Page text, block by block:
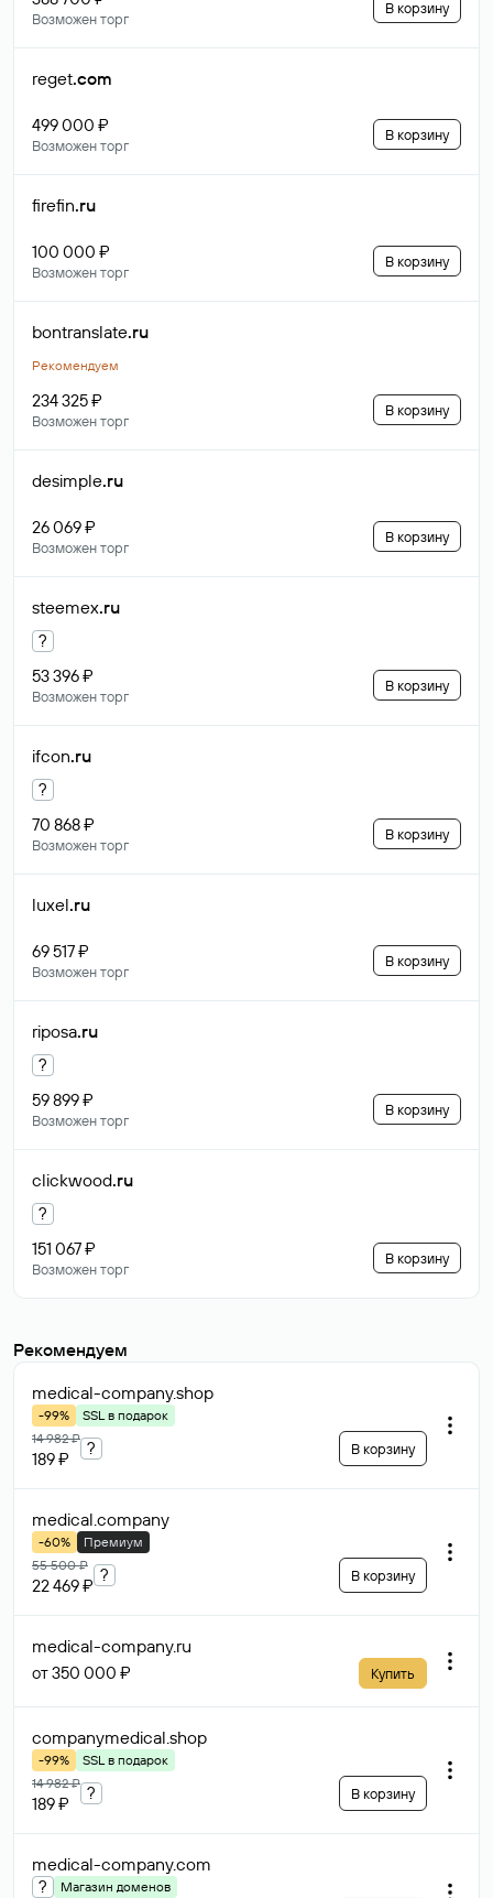
Возможен торг
В корзину
reget.com
499 000 ₽
Возможен торг
В корзину
firefin.ru
100 000 ₽
Возможен торг
В корзину
bontranslate.ru
Рекомендуем
234 325 ₽
Возможен торг
В корзину
desimple.ru
26 069 ₽
Возможен торг
В корзину
steemex.ru
?
53 396 ₽
Возможен торг
В корзину
ifcon.ru
?
70 868 ₽
Возможен торг
В корзину
luxel.ru
69 517 ₽
Возможен торг
В корзину
riposa.ru
?
59 899 ₽
Возможен торг
В корзину
clickwood.ru
?
151 067 ₽
Возможен торг
В корзину
Рекомендуем
medical-company.shop
-99%
SSL в подарок
14 982 ₽
189 ₽
? В корзину
medical.company
-60%
Премиум
55 500 ₽
22 469 ₽
? В корзину
medical-company.ru
от 350 000 ₽ Купить
companymedical.shop
-99%
SSL в подарок
14 982 ₽
189 ₽
? В корзину
medical-company.com
? Магазин доменов